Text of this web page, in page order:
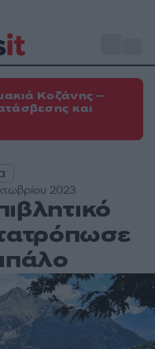
Κοζάνης –
και
2023